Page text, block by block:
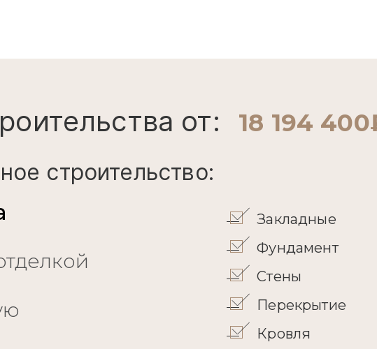
от: 18 194
строительство:
Закладные
Фундамент
Стены
Перекрытие
Кровля